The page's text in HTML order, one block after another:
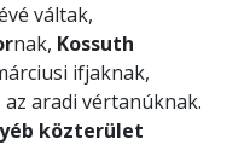
váltak,
nak, Kossuth
ifjaknak,
aradi vértanúknak.
közterület